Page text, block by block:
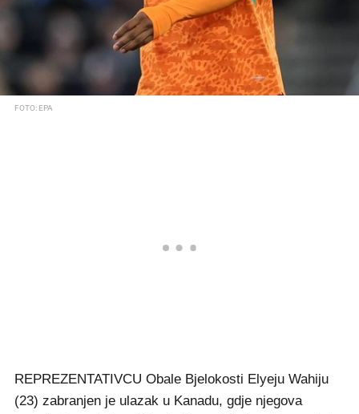
FOTO: EPA
REPREZENTATIVCU Obale Bjelokosti Elyeju Wahiju
(23) zabranjen je ulazak u Kanadu, gdje njegova